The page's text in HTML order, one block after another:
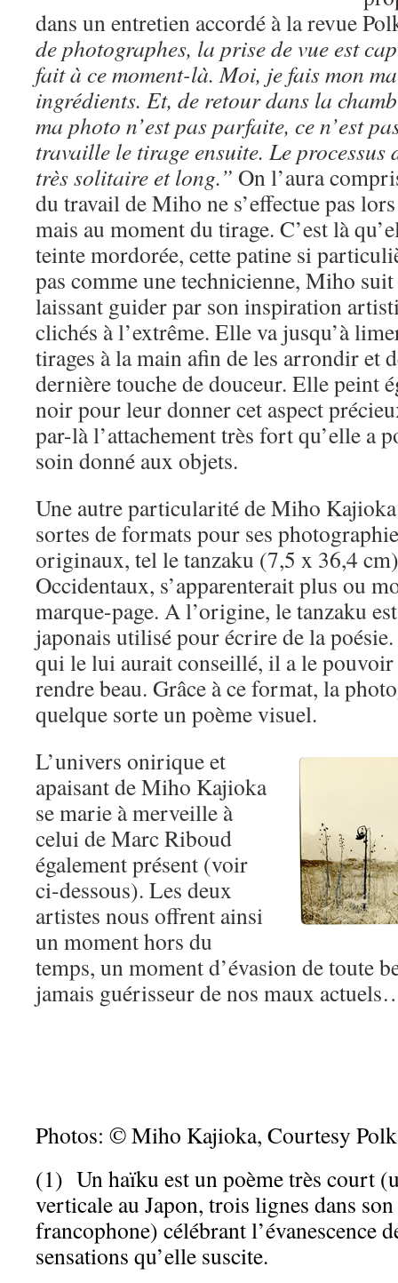
dans un entretien accordé à la revue
de photographes, la prise de vue est
fait à ce moment-là. Moi, je fais mon
ingrédients. Et, de retour dans la
ma photo n’est pas parfaite, ce n’est
travaille le tirage ensuite. Le processus
très solitaire et long.” On l’aura
du travail de Miho ne s’effectue pas
mais au moment du tirage. C’est là
teinte mordorée, cette patine si
pas comme une technicienne, Miho
laissant guider par son inspiration
clichés à l’extrême. Elle va jusqu’à
tirages à la main afin de les arrondir et
dernière touche de douceur. Elle peint
noir pour leur donner cet aspect
par-là l’attachement très fort qu’elle a
soin donné aux objets.
Une autre particularité de Miho
sortes de formats pour ses
originaux, tel le tanzaku (7,5 x 36,4
Occidentaux, s’apparenterait plus ou
marque-page. A l’origine, le tanzaku
japonais utilisé pour écrire de la
qui le lui aurait conseillé, il a le
rendre beau. Grâce à ce format, la
quelque sorte un poème visuel.
L’univers onirique et
apaisant de Miho Kajioka
se marie à merveille à
celui de Marc Riboud
également présent (voir
ci-dessous). Les deux
artistes nous offrent ainsi
un moment hors du
temps, un moment d’évasion de toute
jamais guérisseur de nos maux
Photos: © Miho Kajioka, Courtesy
(1) Un haïku est un poème très court
verticale au Japon, trois lignes dans
francophone) célébrant l’évanescence
sensations qu’elle suscite.